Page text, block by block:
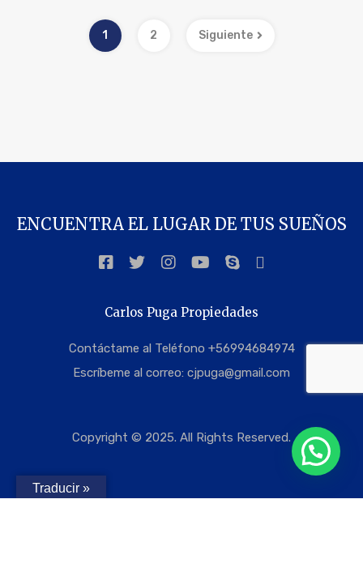
1 2 Siguiente
ENCUENTRA EL LUGAR DE TUS SUEÑOS
Carlos Puga Propiedades
Contáctame al Teléfono +56994684974
Escríbeme al correo: cjpuga@gmail.com
Copyright © 2025. All Rights Reserved.
Traducir »